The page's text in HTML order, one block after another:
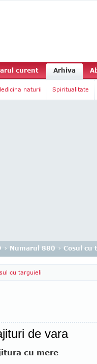
curent Arhiva
naturii Spiritualitate
› Numarul 880 › Cosul cu
cu targuieli
de vara
cu mere